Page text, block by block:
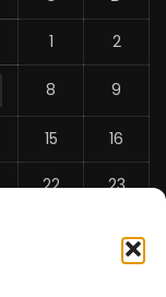
1 2
8 9
15 16
22 23